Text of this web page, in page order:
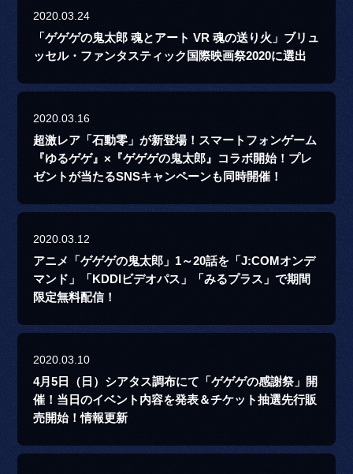
2020.03.24
「ゲゲゲの鬼太郎 魂とアート VR 魂の送り火」ブリュ
ッセル・ファンタスティック国際映画祭2020に選出
2020.03.16
超激レア「石動零」が新登場！スマートフォンゲーム
『ゆるゲゲ』×『ゲゲゲの鬼太郎』コラボ開始！プレ
ゼントが当たるSNSキャンペーンも同時開催！
2020.03.12
アニメ「ゲゲゲの鬼太郎」1～20話を「J:COMオンデ
マンド」「KDDIビデオパス」「みるプラス」で期間
限定無料配信！
2020.03.10
4月5日（日）シアタス調布にて「ゲゲゲの感謝祭」開
催！当日のイベント内容を発表＆チケット抽選先行販
売開始！情報更新